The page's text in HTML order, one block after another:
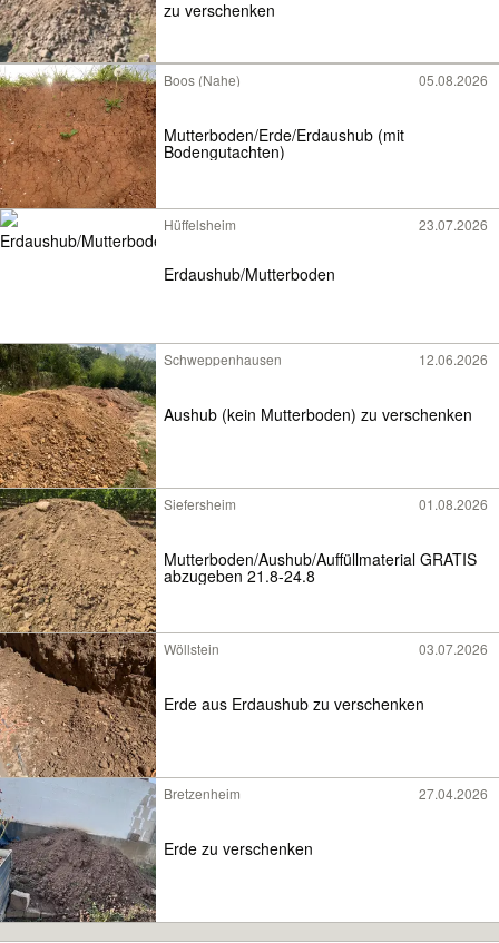
zu verschenken
Boos (Nahe) 05.08.2026
Mutterboden/Erde/Erdaushub (mit
Bodengutachten)
Hüffelsheim 23.07.2026
Erdaushub/Mutterboden
Schweppenhausen 12.06.2026
Aushub (kein Mutterboden) zu verschenken
Siefersheim 01.08.2026
Mutterboden/Aushub/Auffüllmaterial GRATIS
abzugeben 21.8-24.8
Wöllstein 03.07.2026
Erde aus Erdaushub zu verschenken
Bretzenheim 27.04.2026
Erde zu verschenken